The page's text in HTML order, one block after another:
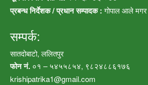
प्रबन्ध निर्देशक / प्रधान सम्पादक :गोपाल आले मगर
सम्पर्क:
सातदोबाटो, ललितपुर
फोन नं. ०१ – ५४५५८५४, ९८२४८८६१७६
krishipatrika1@gmail.com